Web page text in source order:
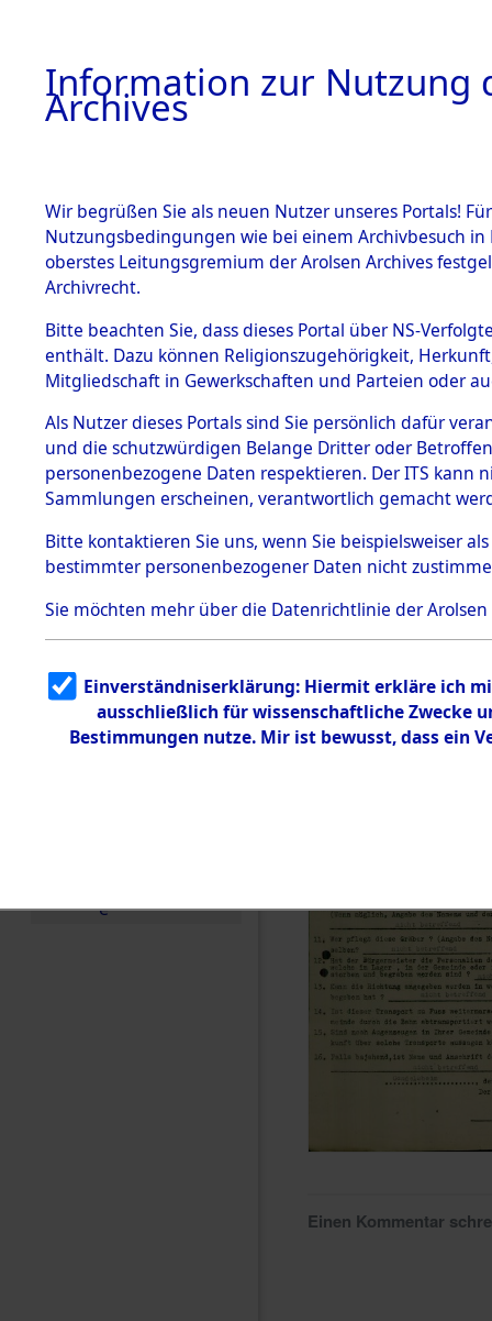
BESTÄNDE
1.
mente
5. Verschiedenes
5.3
Todesmärsche
5.3.1 Alliierte
Erhebungen
zu
Todesmärsch
en
5.3.2
g
5.3.3
Todesmärsch
e
von
Toter aus
Ort ihrer
0003
Einen Kommentar
Information zur Nutzung
Archives
Wir begrüßen Sie als neuen Nutzer unseres Portals!
Nutzungsbedingungen wie bei einem Archivbesuch
oberstes Leitungsgremium der Arolsen Archives
Archivrecht.
Bitte beachten Sie, dass dieses Portal über NS-
enthält. Dazu können Religionszugehörigkeit,
Mitgliedschaft in Gewerkschaften und Parteien oder
Als Nutzer dieses Portals sind Sie persönlich dafür
und die schutzwürdigen Belange Dritter oder
personenbezogene Daten respektieren. Der ITS
Sammlungen erscheinen, verantwortlich gemacht
Bitte kontaktieren Sie uns, wenn Sie beispielsweiser
bestimmter personenbezogener Daten nicht
Sie möchten mehr über die Datenrichtlinie der Arolsen
Einverständniserklärung: Hiermit erkläre ich
ausschließlich für wissenschaftliche Zwecke
Bestimmungen nutze. Mir ist bewusst, dass ein